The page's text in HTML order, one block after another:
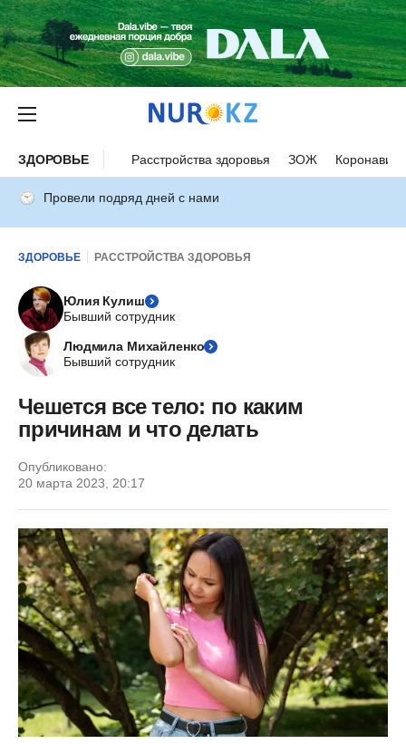
ЗДОРОВЬЕ Расстройства здоровья ЗОЖ
Провели подряд дней с нами
ЗДОРОВЬЕ РАССТРОЙСТВА ЗДОРОВЬЯ
Юлия Кулиш
Бывший сотрудник
Людмила Михайленко
Бывший сотрудник
Чешется все тело: по каким
причинам и что делать
Опубликовано:
20 марта 2023, 20:17